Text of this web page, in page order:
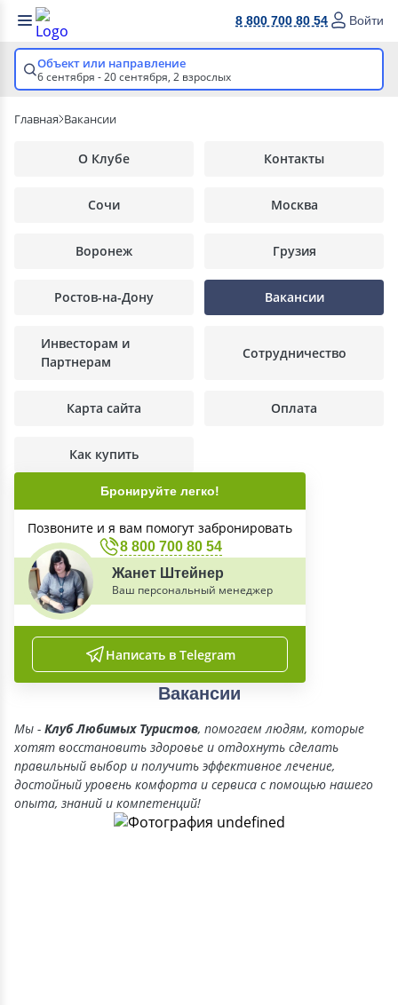
8 800 700 80 54 Войти
Объект или направление
6 сентября - 20 сентября, 2 взрослых
Главная Вакансии
О Клубе Контакты
Сочи Москва
Воронеж Грузия
Ростов-на-Дону Вакансии
Инвесторам и
Партнерам
Сотрудничество
Карта сайта Оплата
Как купить
Бронируйте легко!
Позвоните и я вам помогут забронировать
8 800 700 80 54
Жанет Штейнер
Ваш персональный менеджер
Написать в Telegram
Вакансии
Мы - Клуб Любимых Туристов, помогаем людям, которые
хотят восстановить здоровье и отдохнуть сделать
правильный выбор и получить эффективное лечение,
достойный уровень комфорта и сервиса с помощью нашего
опыта, знаний и компетенций!